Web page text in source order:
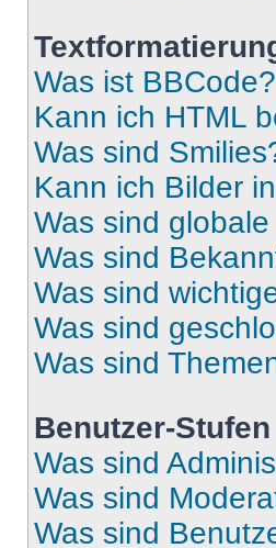
Was ist BBCode?
Kann ich HTML
Was sind
Kann ich Bilder
Was sind
Was sind
Was sind
Was sind
Was sind
Benutzer-
Was sind
Was sind
Was sind